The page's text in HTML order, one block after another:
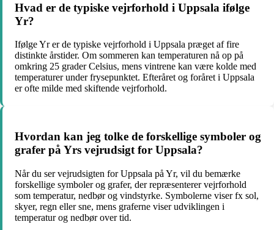
Hvad er de typiske vejrforhold i Uppsala ifølge
Yr?
Ifølge Yr er de typiske vejrforhold i Uppsala præget af fire
distinkte årstider. Om sommeren kan temperaturen nå op på
omkring 25 grader Celsius, mens vintrene kan være kolde med
temperaturer under frysepunktet. Efteråret og foråret i Uppsala
er ofte milde med skiftende vejrforhold.
Hvordan kan jeg tolke de forskellige symboler og
grafer på Yrs vejrudsigt for Uppsala?
Når du ser vejrudsigten for Uppsala på Yr, vil du bemærke
forskellige symboler og grafer, der repræsenterer vejrforhold
som temperatur, nedbør og vindstyrke. Symbolerne viser fx sol,
skyer, regn eller sne, mens graferne viser udviklingen i
temperatur og nedbør over tid.